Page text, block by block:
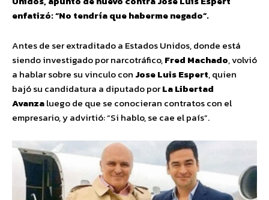
enfatizó: “No tendría que haberme negado”.
Antes de ser extraditado a Estados Unidos, donde está
siendo investigado por narcotráfico,Fred Machado, volvió
a hablar sobre su vinculo con Jose Luis Espert, quien
bajó su candidatura a diputado porLa Libertad
Avanzaluego de que se conocieran contratos con el
empresario, y advirtió: “Si hablo, se cae el país”.